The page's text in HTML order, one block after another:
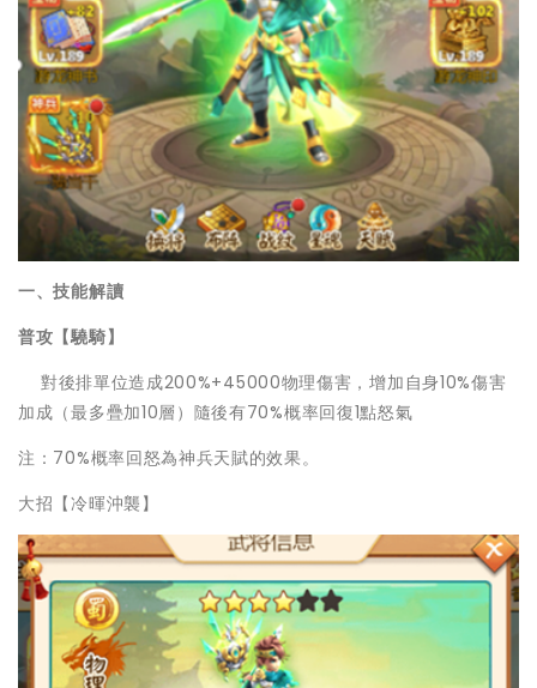
一、技能解讀
普攻【驍騎】
對後排單位造成200%+45000物理傷害，增加自身10%傷害
加成（最多疊加10層）隨後有70%概率回復1點怒氣
注：70%概率回怒為神兵天賦的效果。
大招【冷暉沖襲】